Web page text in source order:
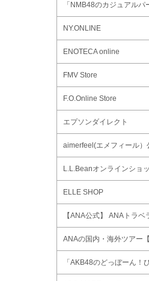
「NMB48のカジュアル
NY.ONLINE
ENOTECA online
FMV Store
F.O.Online Store
エプソンダイレクト
aimerfeel(エメフィール）
L.L.Beanオンラインショ
ELLE SHOP
【ANA公式】 ANAトラ
ANAの国内・海外ツアー
「AKB48のどっぼーん！